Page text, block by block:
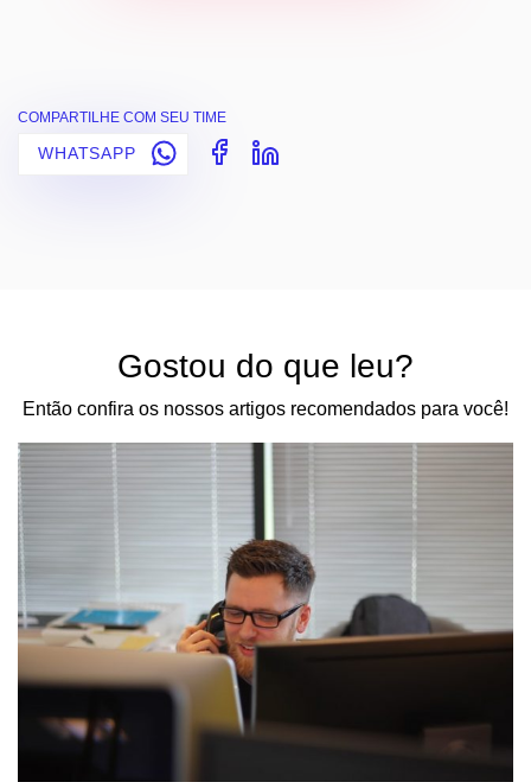
COMPARTILHE COM SEU TIME
WHATSAPP
Gostou do que leu?
Então confira os nossos artigos recomendados para você!